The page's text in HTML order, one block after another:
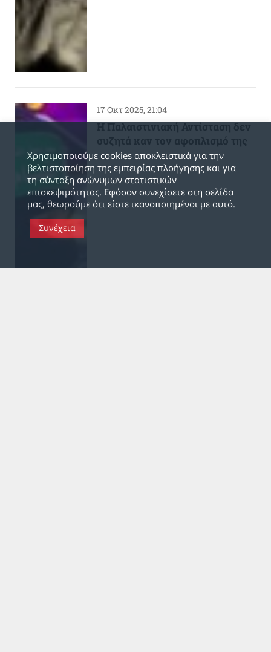
17 Οκτ 2025, 21:04
Η Παλαιστινιακή Αντίσταση δεν
συζητά καν τον αφοπλισμό της
Χρησιμοποιούμε cookies αποκλειστικά για την
βελτιστοποίηση της εμπειρίας πλοήγησης και για
τη σύνταξη ανώνυμων στατιστικών
επισκεψιμότητας. Εφόσον συνεχίσετε στη σελίδα
μας, θεωρούμε ότι είστε ικανοποιημένοι με αυτό.
Συνέχεια